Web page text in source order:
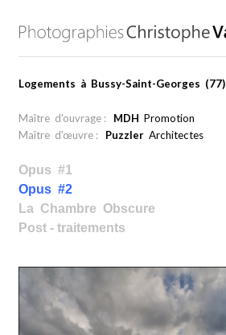
Logements à Bussy-Saint-Georges (77)
Maître d'ouvrage : MDH Promotion
Maître d'œuvre :
Puzzler Architectes
Opus #1
Opus #2
La Chambre Obscure
Post - traitements